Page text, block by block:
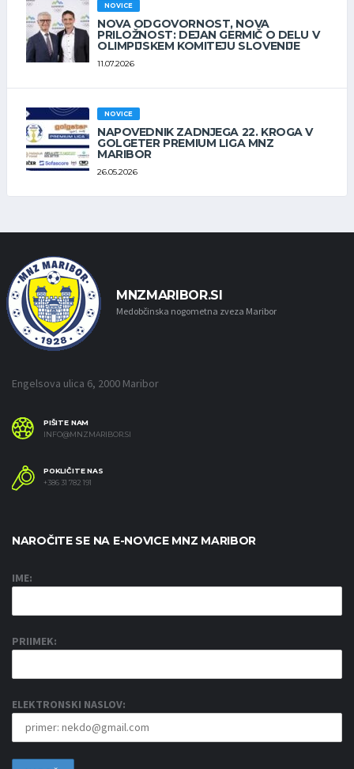
NOVICE
NOVA ODGOVORNOST, NOVA
PRILOŽNOST: DEJAN GERMIČ O DELU V
OLIMPIJSKEM KOMITEJU SLOVENIJE
11.07.2026
NOVICE
NAPOVEDNIK ZADNJEGA 22. KROGA V
GOLGETER PREMIUM LIGA MNZ
MARIBOR
26.05.2026
MNZMARIBOR.SI
Medobčinska nogometna zveza Maribor
Engelsova ulica 6, 2000 Maribor
PIŠITE NAM
INFO@MNZMARIBOR.SI
POKLIČITE NAS
+386 31 782 191
NAROČITE SE NA E-NOVICE MNZ MARIBOR
IME:
PRIIMEK:
ELEKTRONSKI NASLOV: